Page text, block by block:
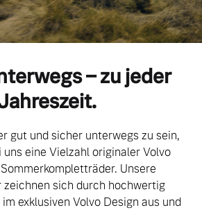
Auto
& Events
– zu jeder
gut und sicher unterwegs zu sein,
eine Vielzahl originaler Volvo
Unsere
zeichnen sich durch hochwertig
exklusiven Volvo Design aus und